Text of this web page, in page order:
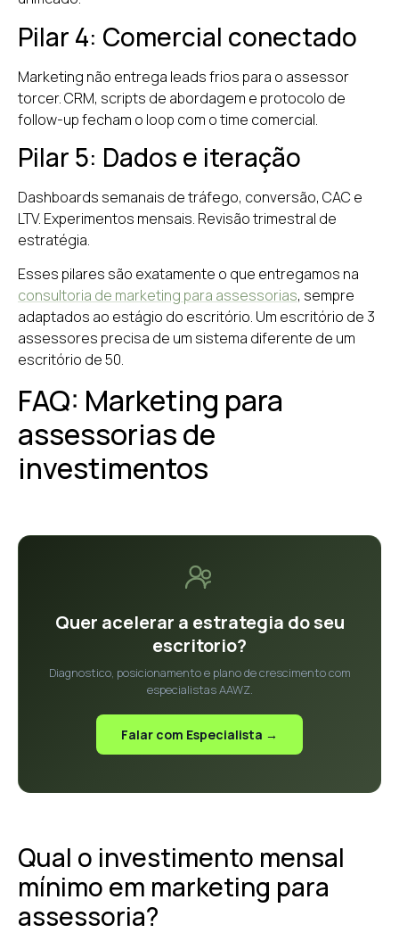
Pilar 4: Comercial conectado
Marketing não entrega leads frios para o assessor
torcer. CRM, scripts de abordagem e protocolo de
follow-up fecham o loop com o time comercial.
Pilar 5: Dados e iteração
Dashboards semanais de tráfego, conversão, CAC e
LTV. Experimentos mensais. Revisão trimestral de
estratégia.
Esses pilares são exatamente o que entregamos na
consultoria de marketing para assessorias, sempre
adaptados ao estágio do escritório. Um escritório de 3
assessores precisa de um sistema diferente de um
escritório de 50.
FAQ: Marketing para
assessorias de
investimentos
Quer acelerar a estrategia do seu
escritorio?
Diagnostico, posicionamento e plano de crescimento com
especialistas AAWZ.
Falar com Especialista →
Qual o investimento mensal
mínimo em marketing para
assessoria?